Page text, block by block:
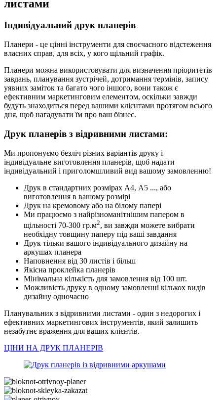
листами
Індивідуальний друк планерів
Планери - це цінні інструменти для своєчасного відстеження
власних справ, для всіх, у кого щільний графік.
Планери можна використовувати для визначення пріоритетів
завдань, планування зустрічей, дотримання термінів, запису
уявних заміток та багато чого іншого, вони також є
ефективним маркетинговим елементом, оскільки завжди
будуть знаходиться перед вашими клієнтами протягом всього
дня, щоб нагадувати їм про ваш бізнес.
Друк планерів з відривними листами:
Ми пропонуємо безліч різних варіантів друку і
індивідуальне виготовлення планерів, щоб надати
індивідуальний і приголомшливий вид вашому замовленню!
Друк в стандартних розмірах А4, А5 ..., або
виготовлення в вашому розмірі
Друк на кремовому або на білому папері
Ми працюємо з найрізноманітнішим папером в
щільності 70-300 гр.м2, ви завжди можете вибрати
необхідну товщину паперу під ваші завдання
Друк тільки вашого індивідуального дизайну на
аркушах планера
Наповнення від 30 листів і більш
Якісна проклейка планерів
Мінімальна кількість для замовлення від 100 шт.
Можливість друку в одному замовленні кількох видів
дизайну одночасно
Планувальник з відривними листами - один з недорогих і
ефективних маркетингових інструментів, який залишить
незабутнє враження для ваших клієнтів.
ЦІНИ НА ДРУК ПЛАНЕРІВ